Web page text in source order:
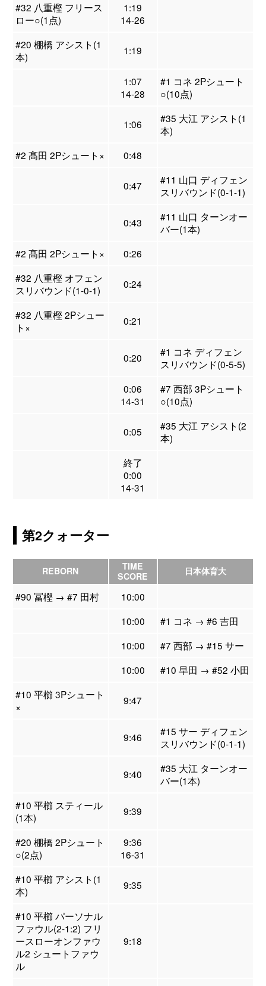
#32 八重樫 フリース
ロー○(1点)
1:19
14-26
#20 棚橋 アシスト(1
本)
1:19
1:07
14-28
#1 コネ 2Pシュート
○(10点)
1:06
#35 大江 アシスト(1
本)
#2 髙田 2Pシュート×
0:48
0:47
#11 山口 ディフェン
スリバウンド(0-1-1)
0:43
#11 山口 ターンオー
バー(1本)
#2 髙田 2Pシュート×
0:26
#32 八重樫 オフェン
スリバウンド(1-0-1)
0:24
#32 八重樫 2Pシュー
ト×
0:21
0:20
#1 コネ ディフェン
スリバウンド(0-5-5)
0:06
14-31
#7 西部 3Pシュート
○(10点)
0:05
#35 大江 アシスト(2
本)
終了
0:00
14-31
第2クォーター
REBORN
TIME
SCORE
日本体育大
#90 冨樫 → #7 田村
10:00
10:00
#1 コネ → #6 吉田
10:00
#7 西部 → #15 サー
10:00
#10 早田 → #52 小田
#10 平櫛 3Pシュート
×
9:47
9:46
#15 サー ディフェン
スリバウンド(0-1-1)
9:40
#35 大江 ターンオー
バー(1本)
#10 平櫛 スティール
(1本)
9:39
#20 棚橋 2Pシュート
○(2点)
9:36
16-31
#10 平櫛 アシスト(1
本)
9:35
#10 平櫛 パーソナル
ファウル(2-1:2) フリ
ースローオンファウ
ル2 シュートファウ
ル
9:18